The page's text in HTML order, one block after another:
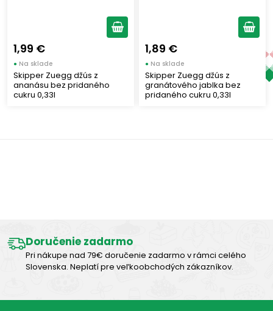
Druh nealkoholického nápoja
1,99 €
● Na sklade
Skipper Zuegg džús z
ananásu bez pridaného
cukru 0,33l
1,89 €
● Na sklade
Skipper Zuegg džús z
granátového jablka bez
pridaného cukru 0,33l
Doručenie zadarmo
Pri nákupe nad 79€ doručenie zadarmo v rámci celého
Slovenska. Neplatí pre veľkoobchodých zákazníkov.